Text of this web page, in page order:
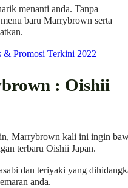
menanti anda. Tanpa
baru Marrybrown serta
& Promosi Terkini 2022
: Oishii
Marrybrown kali ini ingin
terbaru Oishii Japan.
dan teriyaki yang
anda.